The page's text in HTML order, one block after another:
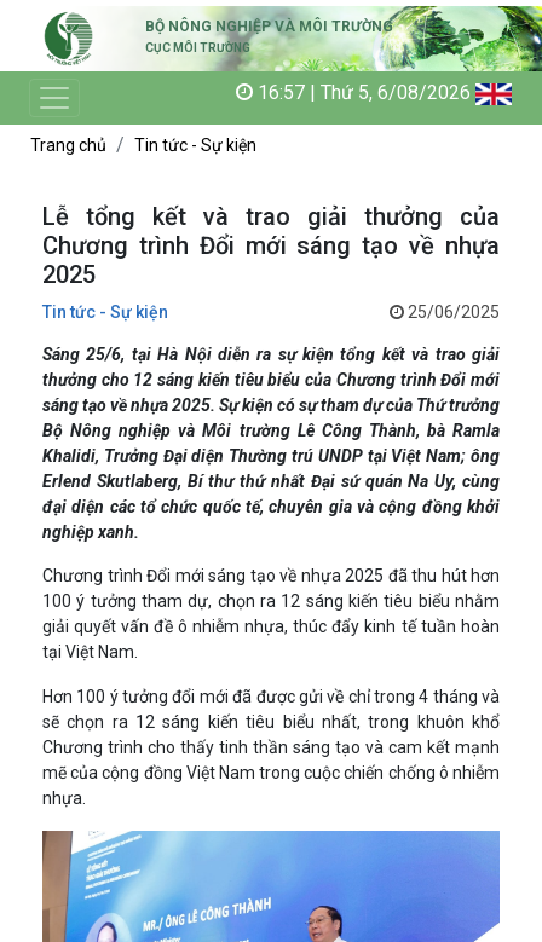
BỘ NÔNG NGHIỆP VÀ MÔI TRƯỜNG
CỤC MÔI TRƯỜNG
16:57 | Thứ 5, 6/08/2026
Trang chủ Tin tức - Sự kiện
Lễ tổng kết và trao giải thưởng của
Chương trình Đổi mới sáng tạo về nhựa
2025
Tin tức - Sự kiện 25/06/2025
Sáng 25/6, tại Hà Nội diễn ra sự kiện tổng kết và trao giải
thưởng cho 12 sáng kiến tiêu biểu của Chương trình Đổi mới
sáng tạo về nhựa 2025. Sự kiện có sự tham dự của Thứ trưởng
Bộ Nông nghiệp và Môi trường Lê Công Thành, bà Ramla
Khalidi, Trưởng Đại diện Thường trú UNDP tại Việt Nam; ông
Erlend Skutlaberg, Bí thư thứ nhất Đại sứ quán Na Uy, cùng
đại diện các tổ chức quốc tế, chuyên gia và cộng đồng khởi
nghiệp xanh.
Chương trình Đổi mới sáng tạo về nhựa 2025 đã thu hút hơn
100 ý tưởng tham dự, chọn ra 12 sáng kiến tiêu biểu nhằm
giải quyết vấn đề ô nhiễm nhựa, thúc đẩy kinh tế tuần hoàn
tại Việt Nam.
Hơn 100 ý tưởng đổi mới đã được gửi về chỉ trong 4 tháng và
sẽ chọn ra 12 sáng kiến tiêu biểu nhất, trong khuôn khổ
Chương trình cho thấy tinh thần sáng tạo và cam kết mạnh
mẽ của cộng đồng Việt Nam trong cuộc chiến chống ô nhiễm
nhựa.